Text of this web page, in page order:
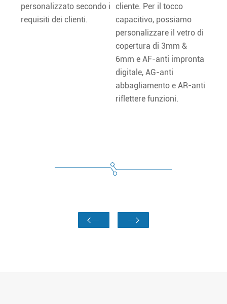
personalizzato secondo i
requisiti dei clienti.
cliente. Per il tocco
capacitivo, possiamo
personalizzare il vetro di
copertura di 3mm &
6mm e AF-anti impronta
digitale, AG-anti
abbagliamento e AR-anti
riflettere funzioni.